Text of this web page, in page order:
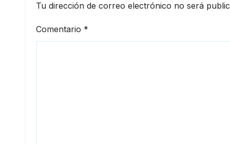
Tu dirección de correo electrónico no será
Comentario *